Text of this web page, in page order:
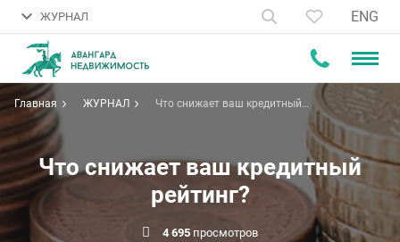
ЖУРНАЛ ENG
Главная ЖУРНАЛ
Что снижает ваш кредитный
Что снижает ваш кредитный
рейтинг?
4 695 просмотров